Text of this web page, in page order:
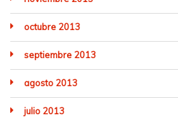
octubre 2013
septiembre 2013
agosto 2013
julio 2013